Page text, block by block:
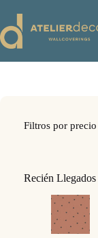
contenido
Filtros por precio
Recién Llegados